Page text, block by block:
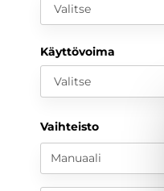
Valitse
Käyttövoima
Valitse
Vaihteisto
Manuaali